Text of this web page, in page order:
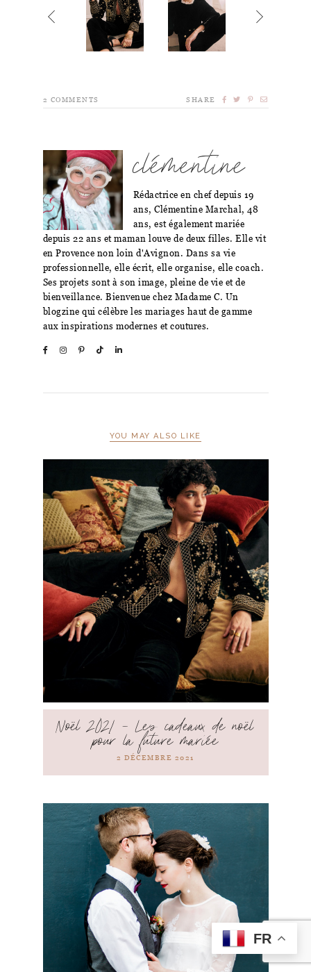
2 COMMENTS SHARE
clémentine
Rédactrice en chef depuis 19
ans, Clémentine Marchal, 48
ans, est également mariée
depuis 22 ans et maman louve de deux filles. Elle vit
en Provence non loin d'Avignon. Dans sa vie
professionnelle, elle écrit, elle organise, elle coach.
Ses projets sont à son image, pleine de vie et de
bienveillance. Bienvenue chez Madame C. Un
blogzine qui célèbre les mariages haut de gamme
aux inspirations modernes et coutures.
YOU MAY ALSO LIKE
Noël 2021 – Les cadeaux de noël
pour la future mariée
2 DÉCEMBRE 2021
FR